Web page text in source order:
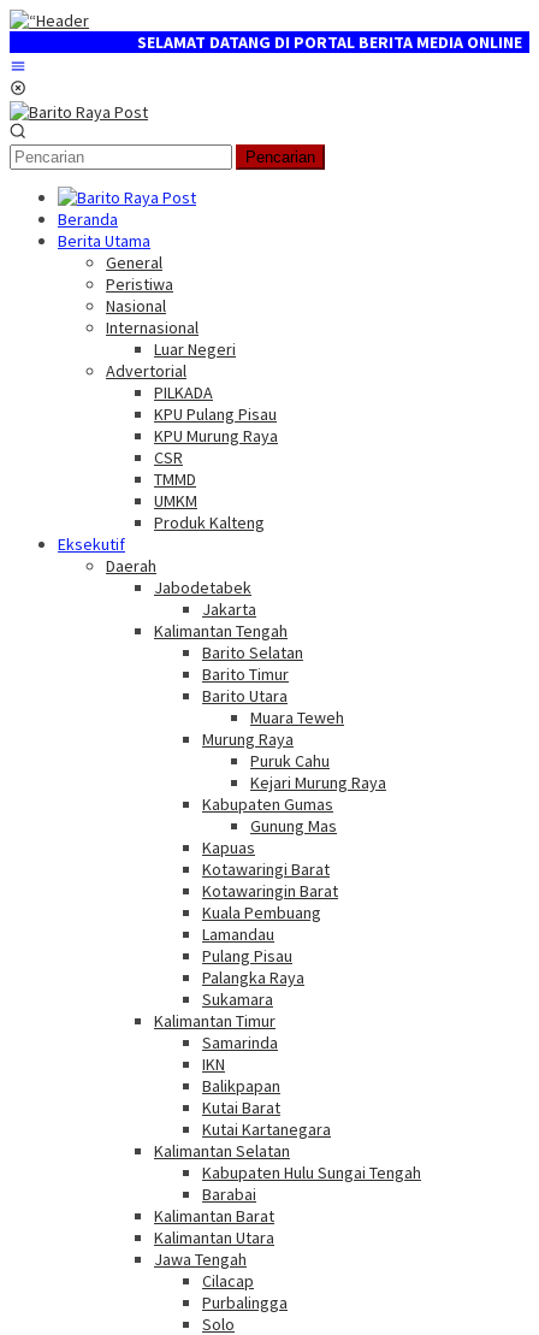
Loncat
konten
SELAMAT DATANG DI PORTAL BERITA MEDIA ONLINE ┃
Pencarian
Beranda
Berita Utama
General
Peristiwa
Nasional
Internasional
Luar Negeri
Advertorial
PILKADA
KPU Pulang Pisau
KPU Murung Raya
CSR
TMMD
UMKM
Produk Kalteng
Eksekutif
Daerah
Jabodetabek
Jakarta
Kalimantan Tengah
Barito Selatan
Barito Timur
Barito Utara
Muara Teweh
Murung Raya
Puruk Cahu
Kejari Murung Raya
Kabupaten Gumas
Gunung Mas
Kapuas
Kotawaringi Barat
Kotawaringin Barat
Kuala Pembuang
Lamandau
Pulang Pisau
Palangka Raya
Sukamara
Kalimantan Timur
Samarinda
IKN
Balikpapan
Kutai Barat
Kutai Kartanegara
Kalimantan Selatan
Kabupaten Hulu Sungai Tengah
Barabai
Kalimantan Barat
Kalimantan Utara
Jawa Tengah
Cilacap
Purbalingga
Solo